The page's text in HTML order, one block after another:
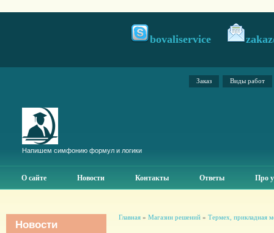
bovaliservice
Заказ Виды работ
Напишем симфонию формул и логики
О сайте Новости Контакты Ответы Про
Новости
Главная» Магазин решений» Термех, прикладная